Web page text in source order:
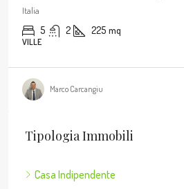
Italia
5 2 225 mq
VILLE
Marco Carcangiu
Tipologia Immobili
Casa Indipendente